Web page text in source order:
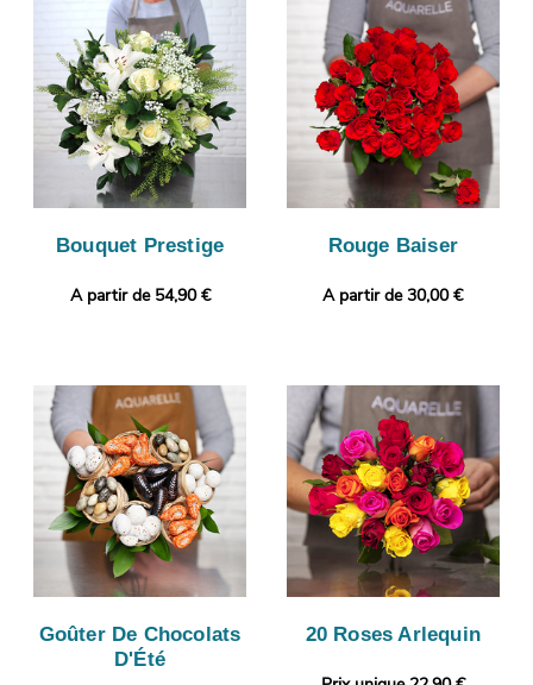
Bouquet Prestige
A partir de 54,90 €
Rouge Baiser
A partir de 30,00 €
Goûter De Chocolats
D'Été
20 Roses Arlequin